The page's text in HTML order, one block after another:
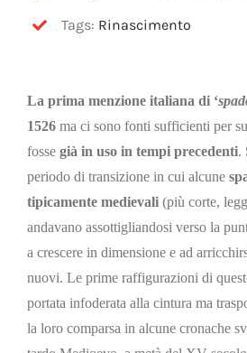
Tags: Rinascimento
La prima menzione italiana di ‘
1526ma ci sono fonti sufficienti per
fosse già in uso in tempi precedenti.
periodo di transizione in cui alcune
tipicamente medievali(più corte,
andavano assottigliandosi verso la
a crescere in dimensione e ad
nuovi. Le prime raffigurazioni di
portata infoderata alla cintura ma
la loro comparsa in alcune cronache